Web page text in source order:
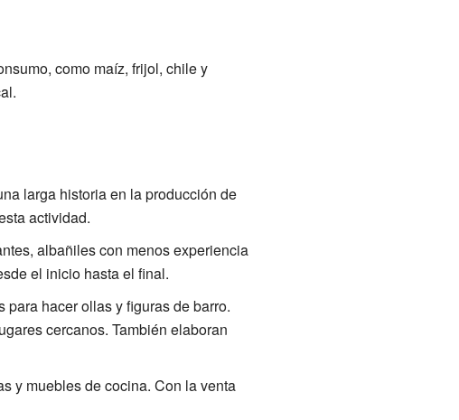
como maíz, frijol, chile y
larga historia en la producción de
actividad.
albañiles con menos experiencia
el inicio hasta el final.
hacer ollas y figuras de barro.
cercanos. También elaboran
y muebles de cocina. Con la venta